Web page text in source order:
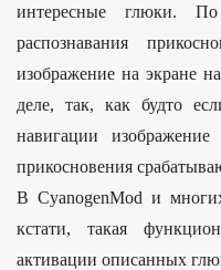
интересные глюки.
распознавания
изображение на экране
деле, так, как будто
навигации
прикосновения
В CyanogenMod и
кстати, такая
активации описанных